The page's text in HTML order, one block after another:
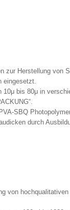
zur Herstellung
eingesetzt.
bis 80μ in
SBQ
durch
von